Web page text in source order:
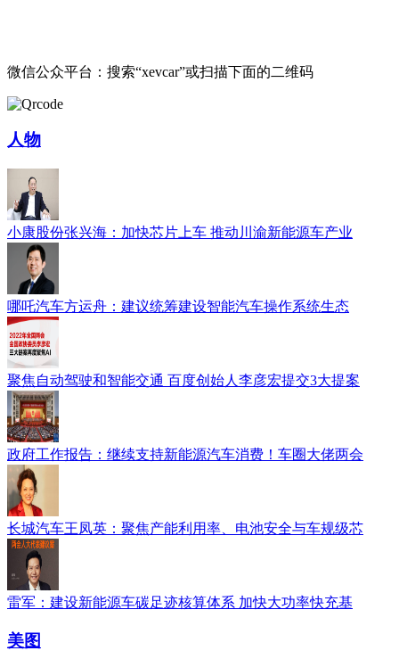
微信公众平台：搜索“xevcar”或扫描下面的二维码
人物
小康股份张兴海：加快芯片上车 推动川渝新能源车产业
哪吒汽车方运舟：建议统筹建设智能汽车操作系统生态
聚焦自动驾驶和智能交通 百度创始人李彦宏提交3大提案
政府工作报告：继续支持新能源汽车消费！车圈大佬两会
长城汽车王凤英：聚焦产能利用率、电池安全与车规级芯
雷军：建设新能源车碳足迹核算体系 加快大功率快充基
美图